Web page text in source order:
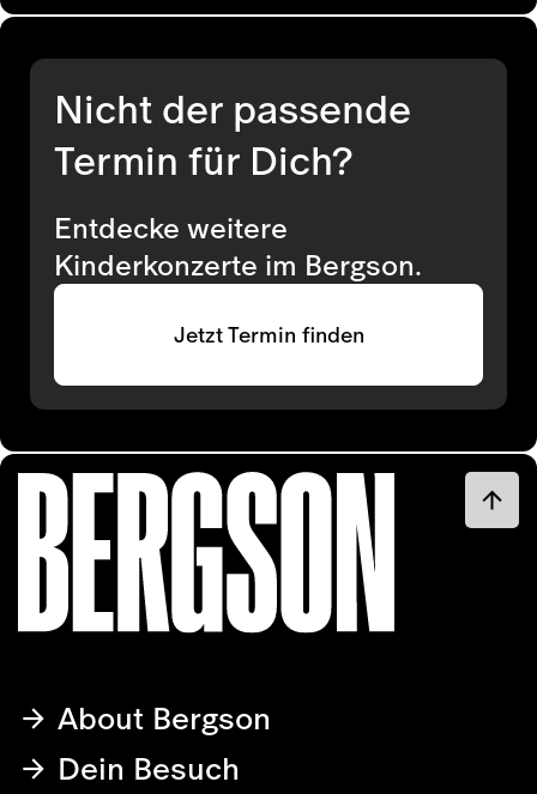
Nicht der passende
Termin für Dich?
Entdecke weitere
Kinderkonzerte im Bergson.
Jetzt Termin finden
About Bergson
Dein Besuch